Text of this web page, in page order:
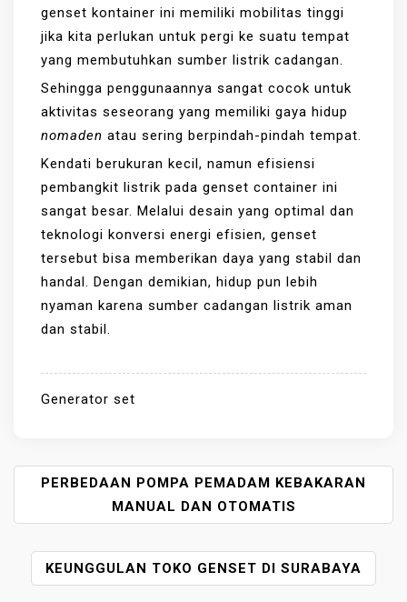
genset kontainer ini memiliki mobilitas tinggi
jika kita perlukan untuk pergi ke suatu tempat
yang membutuhkan sumber listrik cadangan.
Sehingga penggunaannya sangat cocok untuk
aktivitas seseorang yang memiliki gaya hidup
nomaden atau sering berpindah-pindah tempat.
Kendati berukuran kecil, namun efisiensi
pembangkit listrik pada genset container ini
sangat besar. Melalui desain yang optimal dan
teknologi konversi energi efisien, genset
tersebut bisa memberikan daya yang stabil dan
handal. Dengan demikian, hidup pun lebih
nyaman karena sumber cadangan listrik aman
dan stabil.
Generator set
S
T
PERBEDAAN POMPA PEMADAM KEBAKARAN
MANUAL DAN OTOMATIS
KEUNGGULAN TOKO GENSET DI SURABAYA